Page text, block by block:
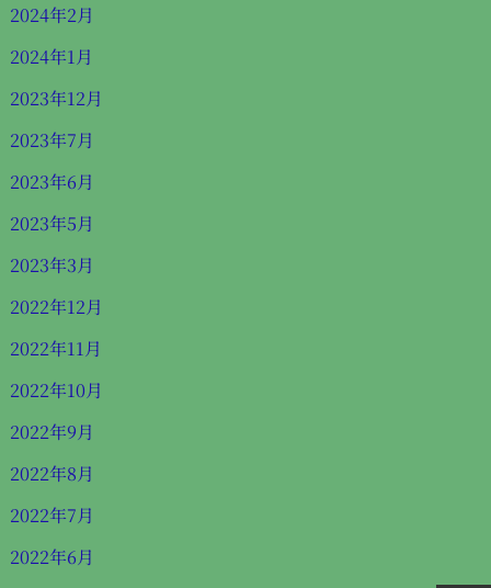
2024年2月
2024年1月
2023年12月
2023年7月
2023年6月
2023年5月
2023年3月
2022年12月
2022年11月
2022年10月
2022年9月
2022年8月
2022年7月
2022年6月